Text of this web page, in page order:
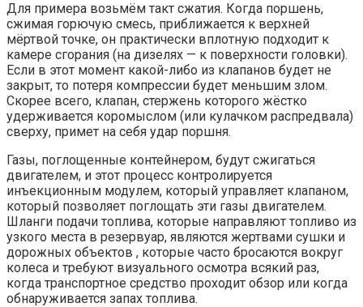
Для примера возьмём такт сжатия. Когда поршень,
сжимая горючую смесь, приближается к верхней
мёртвой точке, он практически вплотную подходит к
камере сгорания (на дизелях — к поверхности головки).
Если в этот момент какой-либо из клапанов будет не
закрыт, то потеря компрессии будет меньшим злом.
Скорее всего, клапан, стержень которого жёстко
удерживается коромыслом (или кулачком распредвала)
сверху, примет на себя удар поршня.
Газы, поглощенные контейнером, будут сжигаться
двигателем, и этот процесс контролируется
инъекционным модулем, который управляет клапаном,
который позволяет поглощать эти газы двигателем.
Шланги подачи топлива, которые направляют топливо из
узкого места в резервуар, являются жертвами сушки и
дорожных объектов , которые часто бросаются вокруг
колеса и требуют визуального осмотра всякий раз,
когда транспортное средство проходит обзор или когда
обнаруживается запах топлива.